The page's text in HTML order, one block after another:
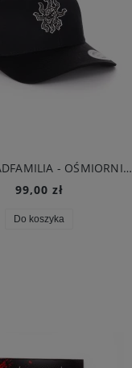
BRAINDEADFAMILIA - OŚMIORNICA SNAPBACK CZARNY
99,00 zł
Do koszyka